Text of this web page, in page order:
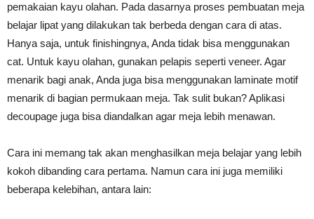
pemakaian kayu olahan. Pada dasarnya proses pembuatan meja
belajar lipat yang dilakukan tak berbeda dengan cara di atas.
Hanya saja, untuk finishingnya, Anda tidak bisa menggunakan
cat. Untuk kayu olahan, gunakan pelapis seperti veneer. Agar
menarik bagi anak, Anda juga bisa menggunakan laminate motif
menarik di bagian permukaan meja. Tak sulit bukan? Aplikasi
decoupage juga bisa diandalkan agar meja lebih menawan.
Cara ini memang tak akan menghasilkan meja belajar yang lebih
kokoh dibanding cara pertama. Namun cara ini juga memiliki
beberapa kelebihan, antara lain: